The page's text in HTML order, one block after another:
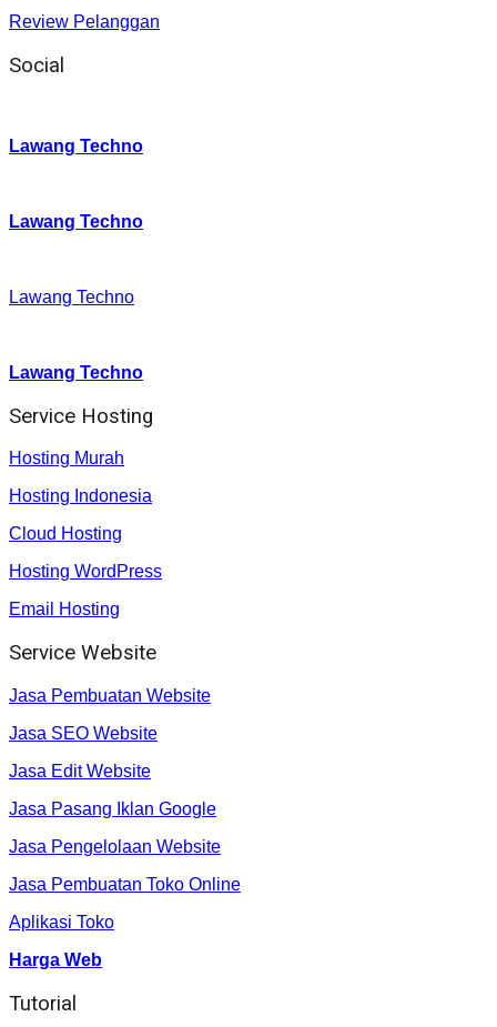
Review Pelanggan
Social
Lawang Techno
Lawang Techno
Lawang Techno
Lawang Techno
Service Hosting
Hosting Murah
Hosting Indonesia
Cloud Hosting
Hosting WordPress
Email Hosting
Service Website
Jasa Pembuatan Website
Jasa SEO Website
Jasa Edit Website
Jasa Pasang Iklan Google
Jasa Pengelolaan Website
Jasa Pembuatan Toko Online
Aplikasi Toko
Harga Web
Tutorial